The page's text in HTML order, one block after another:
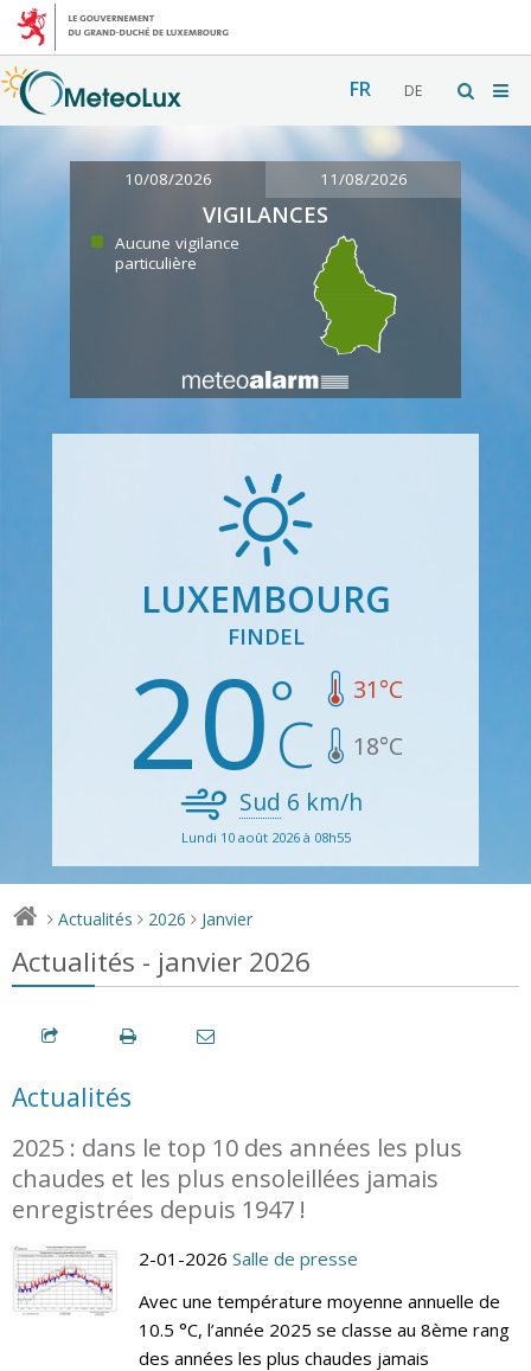
FR DE
10/08/2026 11/08/2026
VIGILANCES
Aucune vigilance
particulière
LUXEMBOURG
FINDEL
20 31°C
18°C
Sud 6 km/h
Lundi 10 août 2026 à 08h55
> Actualités > 2026 > Janvier
Actualités - janvier 2026
Actualités
2025 : dans le top 10 des années les plus
chaudes et les plus ensoleillées jamais
enregistrées depuis 1947 !
2-01-2026 Salle de presse
Avec une température moyenne annuelle de
10.5 °C, l’année 2025 se classe au 8ème rang
des années les plus chaudes jamais